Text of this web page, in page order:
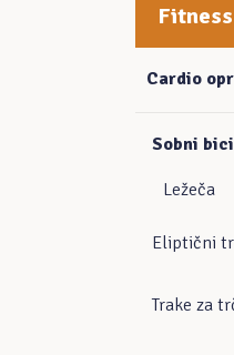
Fitness
Cardio
Sobni
Ležeča
Eliptični
Trake za